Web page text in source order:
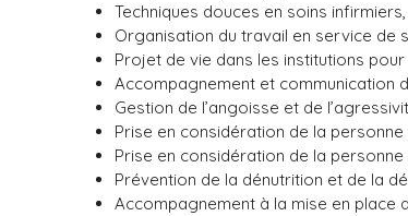
Techniques douces en soins infirmiers,
Organisation du travail en service de
Projet de vie dans les institutions
Accompagnement et communication
Gestion de l’angoisse et de
Prise en considération de la
Prise en considération de la
Prévention de la dénutrition et de la
Accompagnement à la mise en place